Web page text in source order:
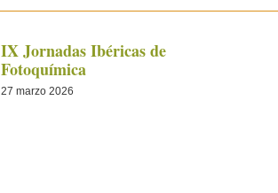
IX Jornadas Ibéricas de
Fotoquímica
27 marzo 2026